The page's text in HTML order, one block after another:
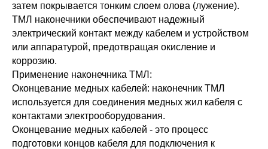
затем покрывается тонким слоем олова (лужение).
ТМЛ наконечники обеспечивают надежный
электрический контакт между кабелем и устройством
или аппаратурой, предотвращая окисление и
коррозию.
Применение наконечника ТМЛ:
Оконцевание медных кабелей: наконечник ТМЛ
используется для соединения медных жил кабеля с
контактами электрооборудования.
Оконцевание медных кабелей - это процесс
подготовки концов кабеля для подключения к